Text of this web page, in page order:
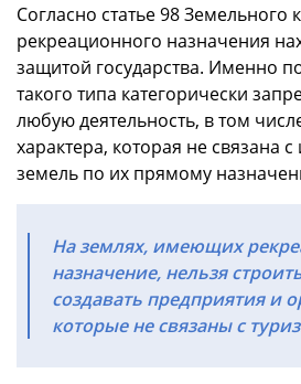
Согласно статье 98 Земельного
рекреационного назначения
защитой государства. Именно
такого типа категорически
любую деятельность, в том
характера, которая не связана
земель по их прямому
На землях, имеющих
назначение, нельзя
создавать предприятия и
которые не связаны с